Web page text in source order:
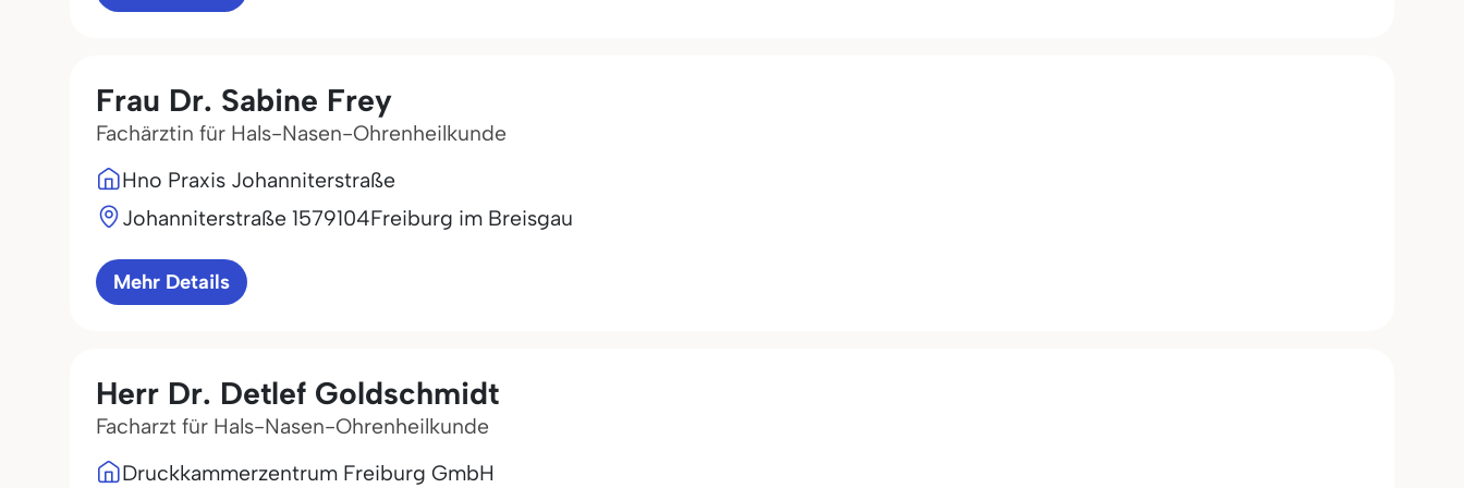
Frau Dr. Sabine Frey
Fachärztin für Hals-Nasen-Ohrenheilkunde
Hno Praxis Johanniterstraße
Johanniterstraße 1579104Freiburg im Breisgau
Mehr Details
Herr Dr. Detlef Goldschmidt
Facharzt für Hals-Nasen-Ohrenheilkunde
Druckkammerzentrum Freiburg GmbH